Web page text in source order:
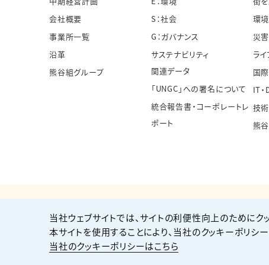
会社概要
事業所一覧
沿革
熊谷組グループ
S：社会
G：ガバナンス
サステナビリティ
関連データ
「UNGC」への署名について
統合報告書・コーポレートレ
ポート
環
災
ライ
国
IT・
技
熊
個人情報保護方針 サイト利用規約 サイトマップ
当社ウェブサイトでは、サイトの利便性向上のためにク
本サイトを使用することにより、当社のクッキーポリシ
当社のクッキーポリシーはこちら